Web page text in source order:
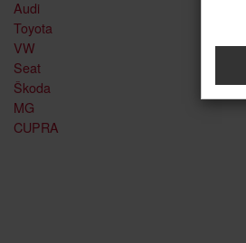
Audi
Toyota
VW
Seat
Škoda
MG
CUPRA